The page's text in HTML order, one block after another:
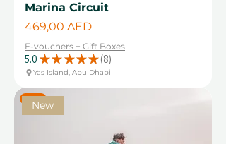
Marina Circuit
Цена
469,00 AED
E-vouchers + Gift Boxes
5.0 ★ ★ ★ ★ ★ 8
8
Yas Island, Abu Dhabi
NewNew